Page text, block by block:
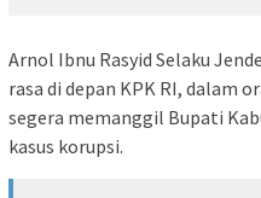
Arnol Ibnu Rasyid Selaku
rasa di depan KPK RI, dalam
segera memanggil Bupati
kasus korupsi.